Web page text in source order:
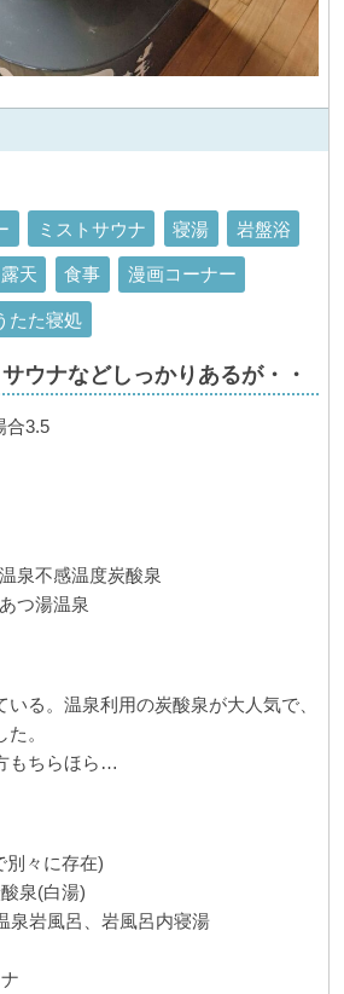
ミストサウナ 寝湯 岩盤浴
露天 食事 漫画コーナー
たた寝処
ウナなどしっかりあるが・・
合3.5
泉不感温度炭酸泉
つ湯温泉
る。温泉利用の炭酸泉が大人気で、
。
もちらほら…
別々に存在)
泉(白湯)
泉岩風呂、岩風呂内寝湯